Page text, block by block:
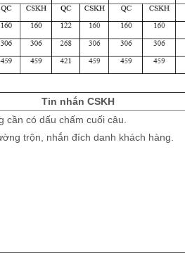
Tin nhắn CSKH
cần có dấu chấm cuối câu.
trộn, nhắn đích danh khách hàng.